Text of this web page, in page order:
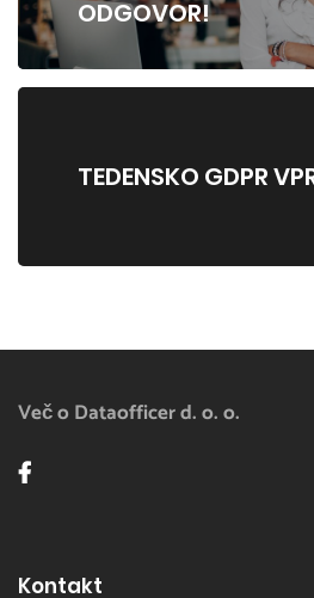
ODGOVOR!
TEDENSKO GDPR
Več o Dataofficer d. o. o.
Kontakt